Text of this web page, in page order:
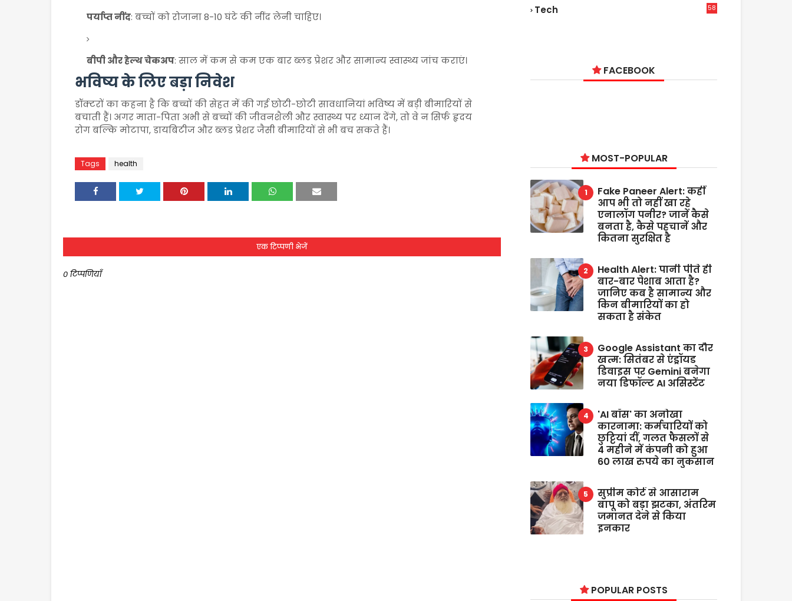
पर्याप्त नींद: बच्चों को रोजाना 8-10 घंटे की नींद लेनी चाहिए।
बीपी और हेल्थ चेकअप: साल में कम से कम एक बार ब्लड प्रेशर और सामान्य स्वास्थ्य जांच कराएं।
भविष्य के लिए बड़ा निवेश
डॉक्टरों का कहना है कि बच्चों की सेहत में की गई छोटी-छोटी सावधानियां भविष्य में बड़ी बीमारियों से
बचाती हैं। अगर माता-पिता अभी से बच्चों की जीवनशैली और स्वास्थ्य पर ध्यान देंगे, तो वे न सिर्फ हृदय
रोग बल्कि मोटापा, डायबिटीज और ब्लड प्रेशर जैसी बीमारियों से भी बच सकते हैं।
Tags health
एक टिप्पणी भेजें
0 टिप्पणियाँ
Tech
58
FACEBOOK
MOST-POPULAR
Fake Paneer Alert: कहीं
आप भी तो नहीं खा रहे
एनालॉग पनीर? जानें कैसे
बनता है, कैसे पहचानें और
कितना सुरक्षित है
Health Alert: पानी पीते ही
बार-बार पेशाब आता है?
जानिए कब है सामान्य और
किन बीमारियों का हो
सकता है संकेत
Google Assistant का दौर
खत्म: सितंबर से एंड्रॉयड
डिवाइस पर Gemini बनेगा
नया डिफॉल्ट AI असिस्टेंट
'AI बॉस' का अनोखा
कारनामा: कर्मचारियों को
छुट्टियां दीं, गलत फैसलों से
4 महीने में कंपनी को हुआ
60 लाख रुपये का नुकसान
सुप्रीम कोर्ट से आसाराम
बापू को बड़ा झटका, अंतरिम
जमानत देने से किया
इनकार
POPULAR POSTS